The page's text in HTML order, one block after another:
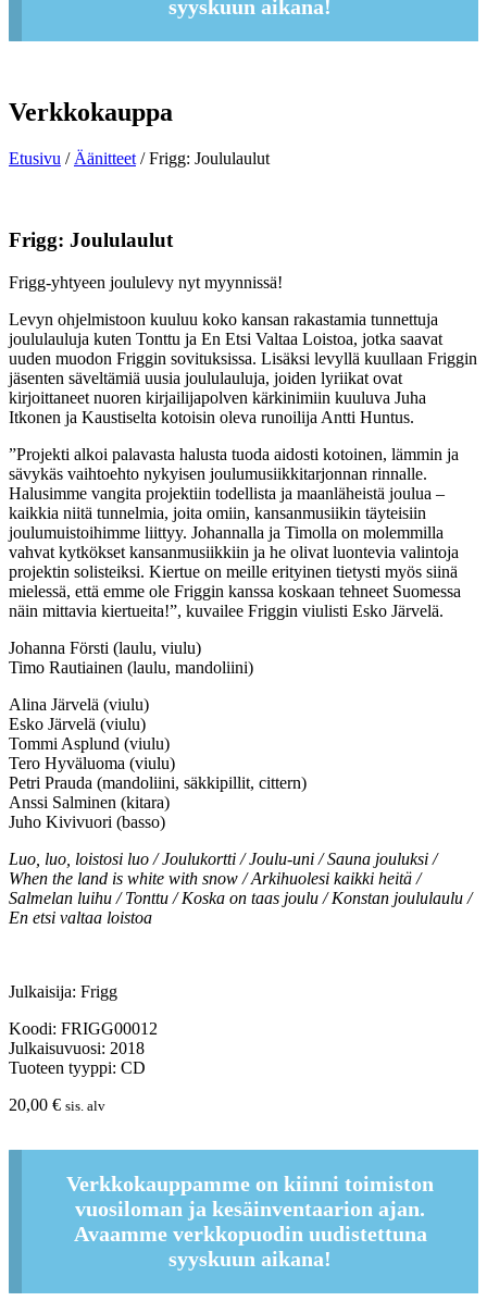
syyskuun aikana!
Verkkokauppa
Etusivu / Äänitteet / Frigg: Joululaulut
Frigg: Joululaulut
Frigg-yhtyeen joululevy nyt myynnissä!
Levyn ohjelmistoon kuuluu koko kansan rakastamia tunnettuja
joululauluja kuten Tonttu ja En Etsi Valtaa Loistoa, jotka saavat
uuden muodon Friggin sovituksissa. Lisäksi levyllä kuullaan Friggin
jäsenten säveltämiä uusia joululauluja, joiden lyriikat ovat
kirjoittaneet nuoren kirjailijapolven kärkinimiin kuuluva Juha
Itkonen ja Kaustiselta kotoisin oleva runoilija Antti Huntus.
”Projekti alkoi palavasta halusta tuoda aidosti kotoinen, lämmin ja
sävykäs vaihtoehto nykyisen joulumusiikkitarjonnan rinnalle.
Halusimme vangita projektiin todellista ja maanläheistä joulua –
kaikkia niitä tunnelmia, joita omiin, kansanmusiikin täyteisiin
joulumuistoihimme liittyy. Johannalla ja Timolla on molemmilla
vahvat kytkökset kansanmusiikkiin ja he olivat luontevia valintoja
projektin solisteiksi. Kiertue on meille erityinen tietysti myös siinä
mielessä, että emme ole Friggin kanssa koskaan tehneet Suomessa
näin mittavia kiertueita!”, kuvailee Friggin viulisti Esko Järvelä.
Johanna Försti (laulu, viulu)
Timo Rautiainen (laulu, mandoliini)
Alina Järvelä (viulu)
Esko Järvelä (viulu)
Tommi Asplund (viulu)
Tero Hyväluoma (viulu)
Petri Prauda (mandoliini, säkkipillit, cittern)
Anssi Salminen (kitara)
Juho Kivivuori (basso)
Luo, luo, loistosi luo / Joulukortti / Joulu-uni / Sauna jouluksi /
When the land is white with snow / Arkihuolesi kaikki heitä /
Salmelan luihu / Tonttu / Koska on taas joulu / Konstan joululaulu /
En etsi valtaa loistoa
Julkaisija: Frigg
Koodi: FRIGG00012
Julkaisuvuosi: 2018
Tuoteen tyyppi: CD
20,00 € sis. alv
Verkkokauppamme on kiinni toimiston
vuosiloman ja kesäinventaarion ajan.
Avaamme verkkopuodin uudistettuna
syyskuun aikana!